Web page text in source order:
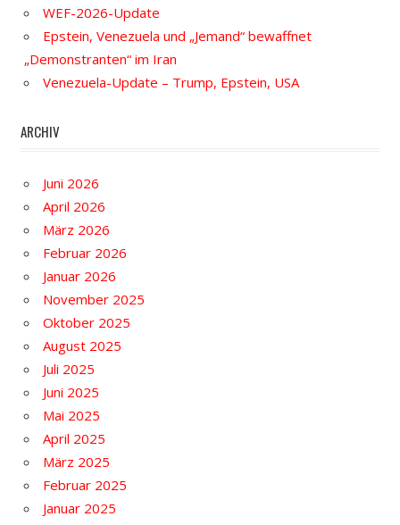
WEF-2026-Update
Epstein, Venezuela und „Jemand“ bewaffnet
„Demonstranten“ im Iran
Venezuela-Update – Trump, Epstein, USA
ARCHIV
Juni 2026
April 2026
März 2026
Februar 2026
Januar 2026
November 2025
Oktober 2025
August 2025
Juli 2025
Juni 2025
Mai 2025
April 2025
März 2025
Februar 2025
Januar 2025